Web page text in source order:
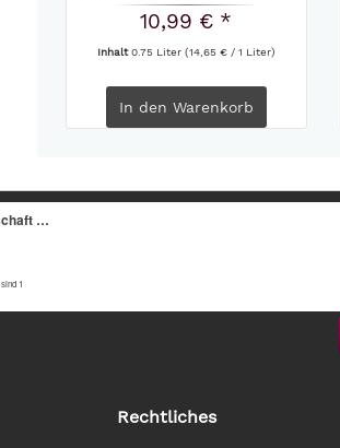
10,99 € *
Inhalt0.75 Liter (14,65 € / 1 Liter)
In den Warenkorb
Rechtliches